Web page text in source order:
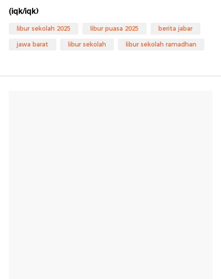
(iqk/iqk)
libur sekolah 2025 libur puasa 2025 berita jabar
jawa barat libur sekolah libur sekolah ramadhan